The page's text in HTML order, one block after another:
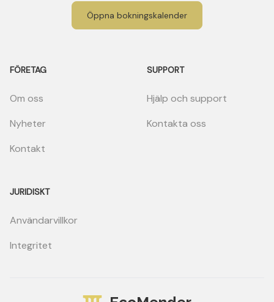
Öppna bokningskalender
FÖRETAG
Om oss
Nyheter
Kontakt
SUPPORT
Hjälp och support
Kontakta oss
JURIDISKT
Användarvillkor
Integritet